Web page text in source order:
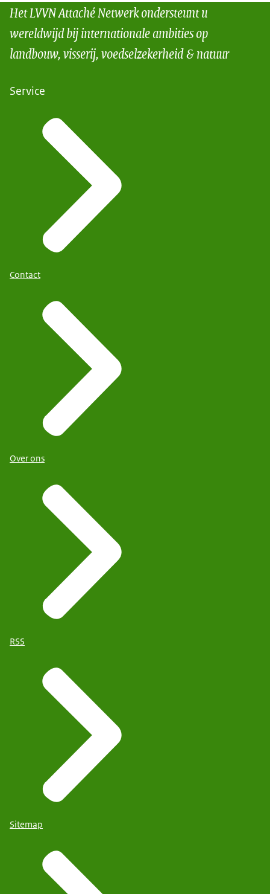
Het LVVN Attaché Netwerk ondersteunt u
wereldwijd bij internationale ambities op
landbouw, visserij, voedselzekerheid & natuur
Service
Contact
Over ons
RSS
Sitemap